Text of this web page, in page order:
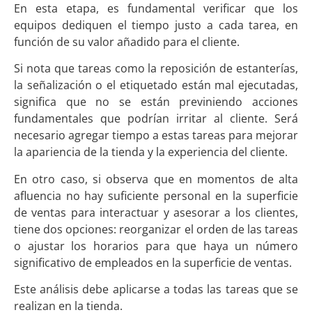
En esta etapa, es fundamental verificar que los
equipos dediquen el tiempo justo a cada tarea, en
función de su valor añadido para el cliente.
Si nota que tareas como la reposición de estanterías,
la señalización o el etiquetado están mal ejecutadas,
significa que no se están previniendo acciones
fundamentales que podrían irritar al cliente. Será
necesario agregar tiempo a estas tareas para mejorar
la apariencia de la tienda y la experiencia del cliente.
En otro caso, si observa que en momentos de alta
afluencia no hay suficiente personal en la superficie
de ventas para interactuar y asesorar a los clientes,
tiene dos opciones: reorganizar el orden de las tareas
o ajustar los horarios para que haya un número
significativo de empleados en la superficie de ventas.
Este análisis debe aplicarse a todas las tareas que se
realizan en la tienda.